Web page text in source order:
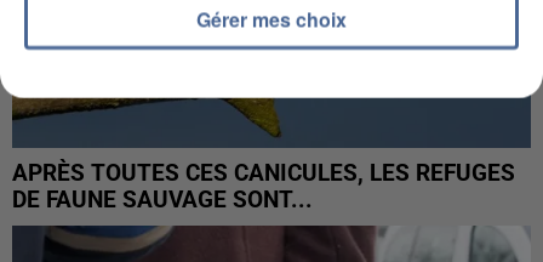
APRÈS TOUTES CES CANICULES, LES REFUGES
DE FAUNE SAUVAGE SONT...
Gérer mes choix